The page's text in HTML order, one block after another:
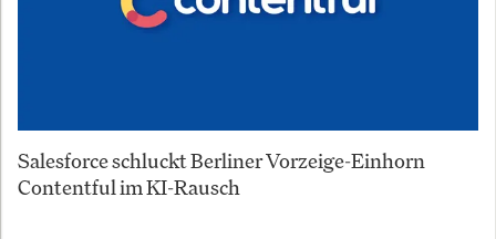
Salesforce schluckt Berliner Vorzeige-Einhorn
Contentful im KI-Rausch